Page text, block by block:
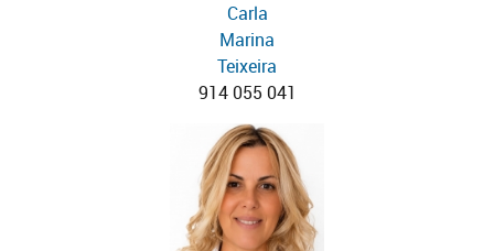
Carla
Marina
Teixeira
914 055 041